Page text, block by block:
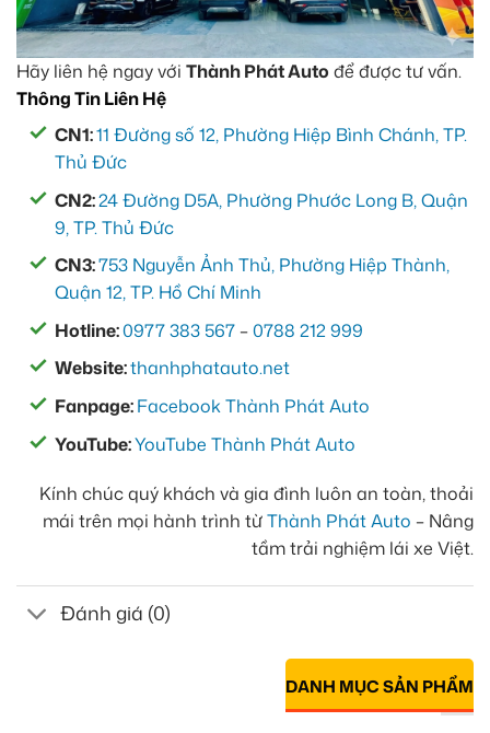
Hãy liên hệ ngay với Thành Phát Auto để được tư vấn.
Thông Tin Liên Hệ
CN1:11 Đường số 12, Phường Hiệp Bình Chánh, TP.
Thủ Đức
CN2:24 Đường D5A, Phường Phước Long B, Quận
9, TP. Thủ Đức
CN3:753 Nguyễn Ảnh Thủ, Phường Hiệp Thành,
Quận 12, TP. Hồ Chí Minh
Hotline:0977 383 567 –0788 212 999
Website:thanhphatauto.net
Fanpage:Facebook Thành Phát Auto
YouTube:YouTube Thành Phát Auto
Kính chúc quý khách và gia đình luôn an toàn, thoải
mái trên mọi hành trình từThành Phát Auto – Nâng
tầm trải nghiệm lái xe Việt.
Đánh giá (0)
DANH MỤC SẢN PHẨM